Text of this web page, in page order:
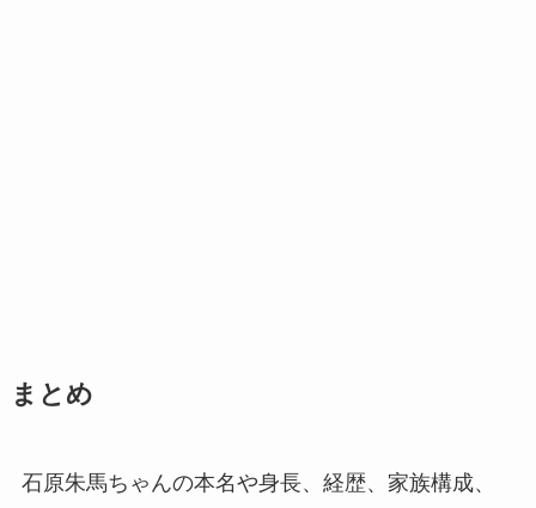
まとめ
石原朱馬ちゃんの本名や身長、経歴、家族構成、